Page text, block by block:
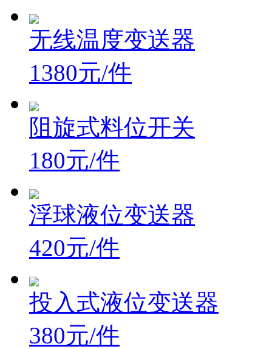
无线温度变送器
1380元/件
阻旋式料位开关
180元/件
浮球液位变送器
420元/件
投入式液位变送器
380元/件